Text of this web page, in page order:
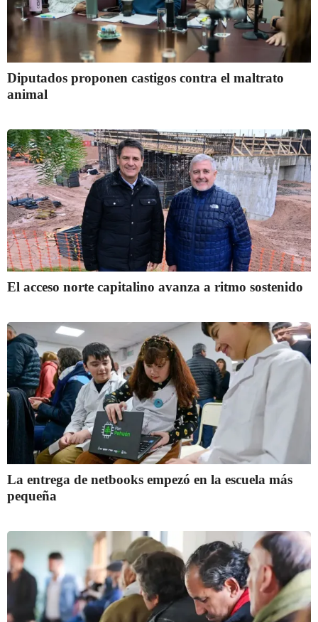
Diputados proponen castigos contra el maltrato
animal
El acceso norte capitalino avanza a ritmo sostenido
La entrega de netbooks empezó en la escuela más
pequeña